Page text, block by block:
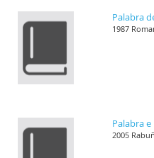
Palabra
1987
Palabra
2005